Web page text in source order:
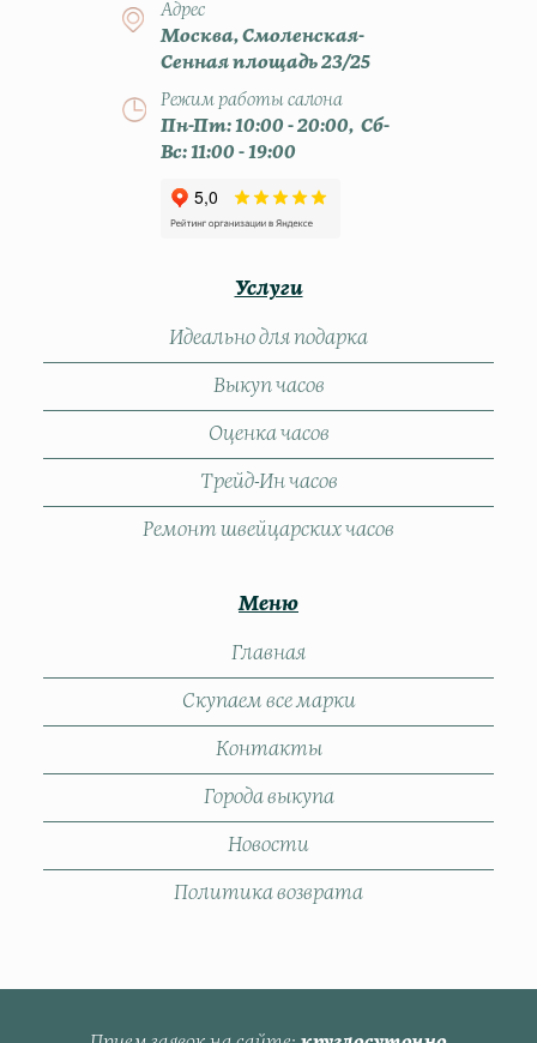
Адрес
Москва, Смоленская-
Сенная площадь 23/25
Режим работы салона
Пн-Пт: 10:00 - 20:00, Сб-
Вс: 11:00 - 19:00
Услуги
Идеально для подарка
Выкуп часов
Оценка часов
Трейд-Ин часов
Ремонт швейцарских часов
Меню
Главная
Скупаем все марки
Контакты
Города выкупа
Новости
Политика возврата